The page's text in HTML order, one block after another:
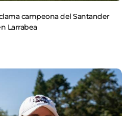
campeona del Santander
Larrabea